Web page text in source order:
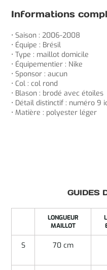
Informations
• Saison : 2006-2008
• Équipe : Brésil
• Type : maillot domicile
• Équipementier : Nike
• Sponsor : aucun
• Col : col rond
• Blason : brodé avec étoiles
• Détail distinctif : numéro 9
• Matière : polyester léger
GUIDES
LONGUEUR
MAILLOT
S 70 cm